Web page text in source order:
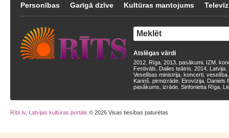
Personības Garīgā dzīve Kultūras mantojums
Atslēgas vārdi
2012 Rīga 2013 pasākumi IZM
Festivāls
Dailes teātris 2014 Latvija
Veselības ministrija koncerti veselība
Kariņš pirmizrāde Eirovīzija Daniels
pasākums izrāde Sinfonietta Rīga
Rīts.lv, Latvijas kultūras portāls © 2026 Visas tiesības paturētas